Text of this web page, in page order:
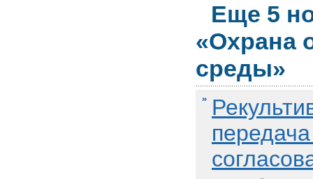
Еще 5
«Охрана
среды»